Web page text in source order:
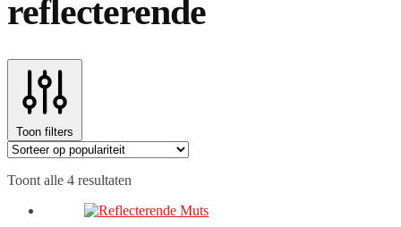
reflecterende
Toon filters
Toont alle 4 resultaten
populariteit